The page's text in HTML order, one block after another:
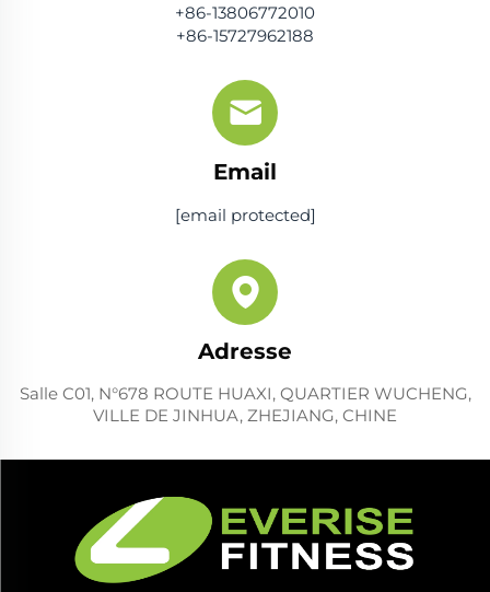
+86-13806772010
+86-15727962188
Email
[email protected]
Adresse
Salle C01, N°678 ROUTE HUAXI, QUARTIER WUCHENG,
VILLE DE JINHUA, ZHEJIANG, CHINE